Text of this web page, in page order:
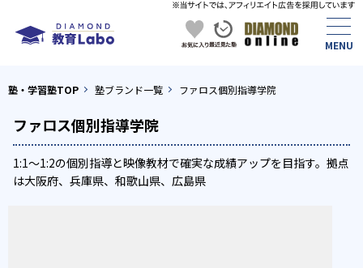
塾・学習塾TOP 塾ブランド一覧 ファロス個別指導学院
ファロス個別指導学院
1:1〜1:2の個別指導と映像教材で確実な成績アップを目指す。拠点
は大阪府、兵庫県、和歌山県、広島県